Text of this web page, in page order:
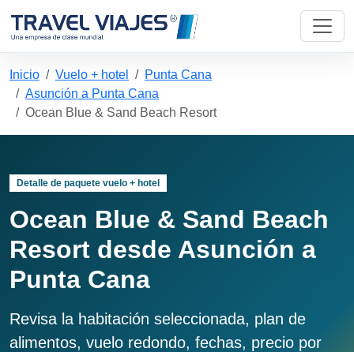
Inicio Vuelo + hotel
Punta Cana
Asunción a Punta Cana
Ocean Blue & Sand Beach Resort
Detalle de paquete vuelo + hotel
Ocean Blue & Sand Beach
Resort desde Asunción a
Punta Cana
Revisa la habitación seleccionada, plan de
alimentos, vuelo redondo, fechas, precio por